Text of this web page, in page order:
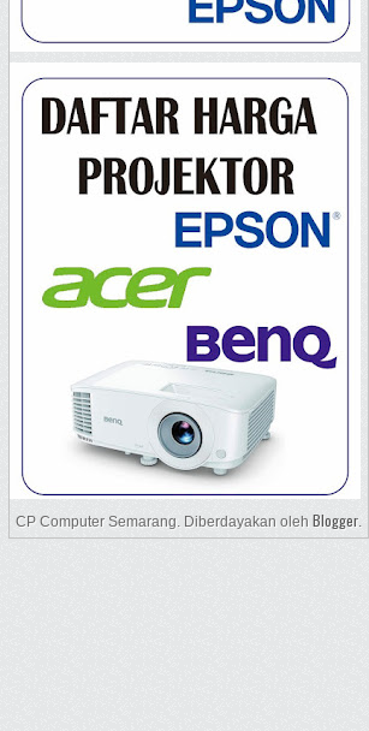
CP Computer Semarang. Diberdayakan oleh Blogger.